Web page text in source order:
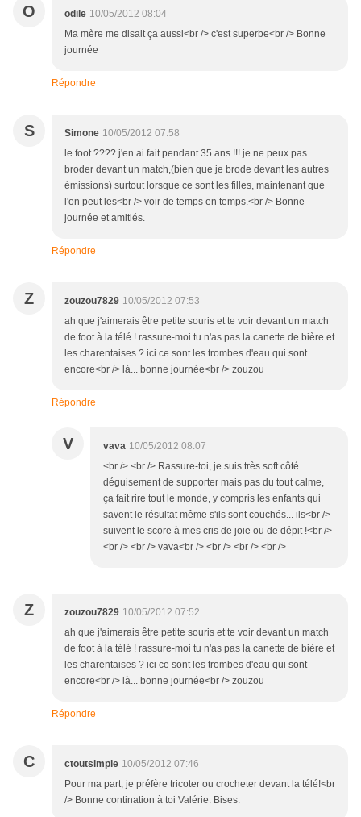
O odile 10/05/2012 08:04
Ma mère me disait ça aussi<br /> c'est superbe<br /> Bonne
journée
Répondre
S Simone 10/05/2012 07:58
le foot ???? j'en ai fait pendant 35 ans !!! je ne peux pas
broder devant un match,(bien que je brode devant les autres
émissions) surtout lorsque ce sont les filles, maintenant que
l'on peut les<br /> voir de temps en temps.<br /> Bonne
journée et amitiés.
Répondre
Z zouzou7829 10/05/2012 07:53
ah que j'aimerais être petite souris et te voir devant un match
de foot à la télé ! rassure-moi tu n'as pas la canette de bière et
les charentaises ? ici ce sont les trombes d'eau qui sont
encore<br /> là... bonne journée<br /> zouzou
Répondre
V vava 10/05/2012 08:07
<br /> <br /> Rassure-toi, je suis très soft côté
déguisement de supporter mais pas du tout calme,
ça fait rire tout le monde, y compris les enfants qui
savent le résultat même s'ils sont couchés... ils<br />
suivent le score à mes cris de joie ou de dépit !<br />
<br /> <br /> vava<br /> <br /> <br /> <br />
Z zouzou7829 10/05/2012 07:52
ah que j'aimerais être petite souris et te voir devant un match
de foot à la télé ! rassure-moi tu n'as pas la canette de bière et
les charentaises ? ici ce sont les trombes d'eau qui sont
encore<br /> là... bonne journée<br /> zouzou
Répondre
C ctoutsimple 10/05/2012 07:46
Pour ma part, je préfère tricoter ou crocheter devant la télé!<br
/> Bonne contination à toi Valérie. Bises.